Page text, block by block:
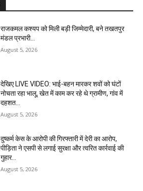
राजकमल कश्यप को मिली बड़ी जिम्मेदारी, बने तखतपुर
मंडल प्रभारी…
August 5, 2026
देखिए LIVE VIDEO: भाई-बहन मारकर शवों को घंटों
नोचता रहा भालू, खेत में काम कर रहे थे ग्रामीण, गांव में
दहशत…
August 5, 2026
दुष्कर्म केस के आरोपी की गिरफ्तारी में देरी का आरोप,
पीड़िता ने एसपी से लगाई सुरक्षा और त्वरित कार्रवाई की
गुहार…
August 5, 2026